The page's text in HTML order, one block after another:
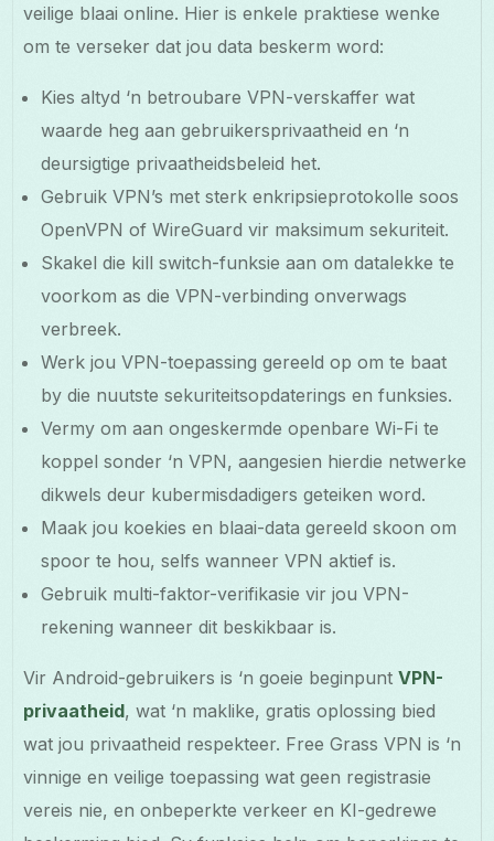
veilige blaai online. Hier is enkele praktiese wenke
om te verseker dat jou data beskerm word:
Kies altyd ‘n betroubare VPN-verskaffer wat
waarde heg aan gebruikersprivaatheid en ‘n
deursigtige privaatheidsbeleid het.
Gebruik VPN’s met sterk enkripsieprotokolle soos
OpenVPN of WireGuard vir maksimum sekuriteit.
Skakel die kill switch-funksie aan om datalekke te
voorkom as die VPN-verbinding onverwags
verbreek.
Werk jou VPN-toepassing gereeld op om te baat
by die nuutste sekuriteitsopdaterings en funksies.
Vermy om aan ongeskermde openbare Wi-Fi te
koppel sonder ‘n VPN, aangesien hierdie netwerke
dikwels deur kubermisdadigers geteiken word.
Maak jou koekies en blaai-data gereeld skoon om
spoor te hou, selfs wanneer VPN aktief is.
Gebruik multi-faktor-verifikasie vir jou VPN-
rekening wanneer dit beskikbaar is.
Vir Android-gebruikers is ‘n goeie beginpuntVPN-
privaatheid, wat ‘n maklike, gratis oplossing bied
wat jou privaatheid respekteer. Free Grass VPN is ‘n
vinnige en veilige toepassing wat geen registrasie
vereis nie, en onbeperkte verkeer en KI-gedrewe